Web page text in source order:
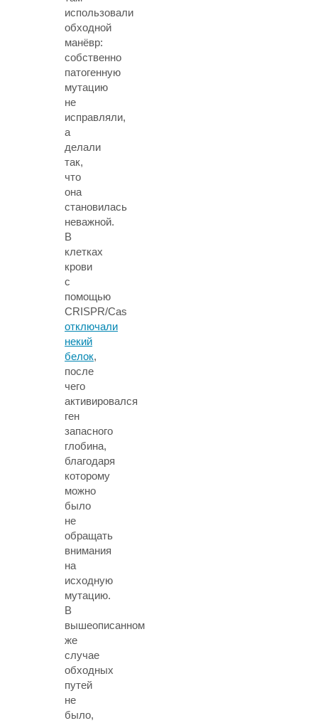
использовали
обходной
манёвр:
собственно
патогенную
мутацию
не
исправляли,
а
делали
так,
что
она
становилась
неважной.
В
клетках
крови
с
помощью
CRISPR/Cas
отключали
некий
белок,
после
чего
активировался
ген
запасного
глобина,
благодаря
которому
можно
было
не
обращать
внимания
на
исходную
мутацию.
В
вышеописанном
же
случае
обходных
путей
не
было,